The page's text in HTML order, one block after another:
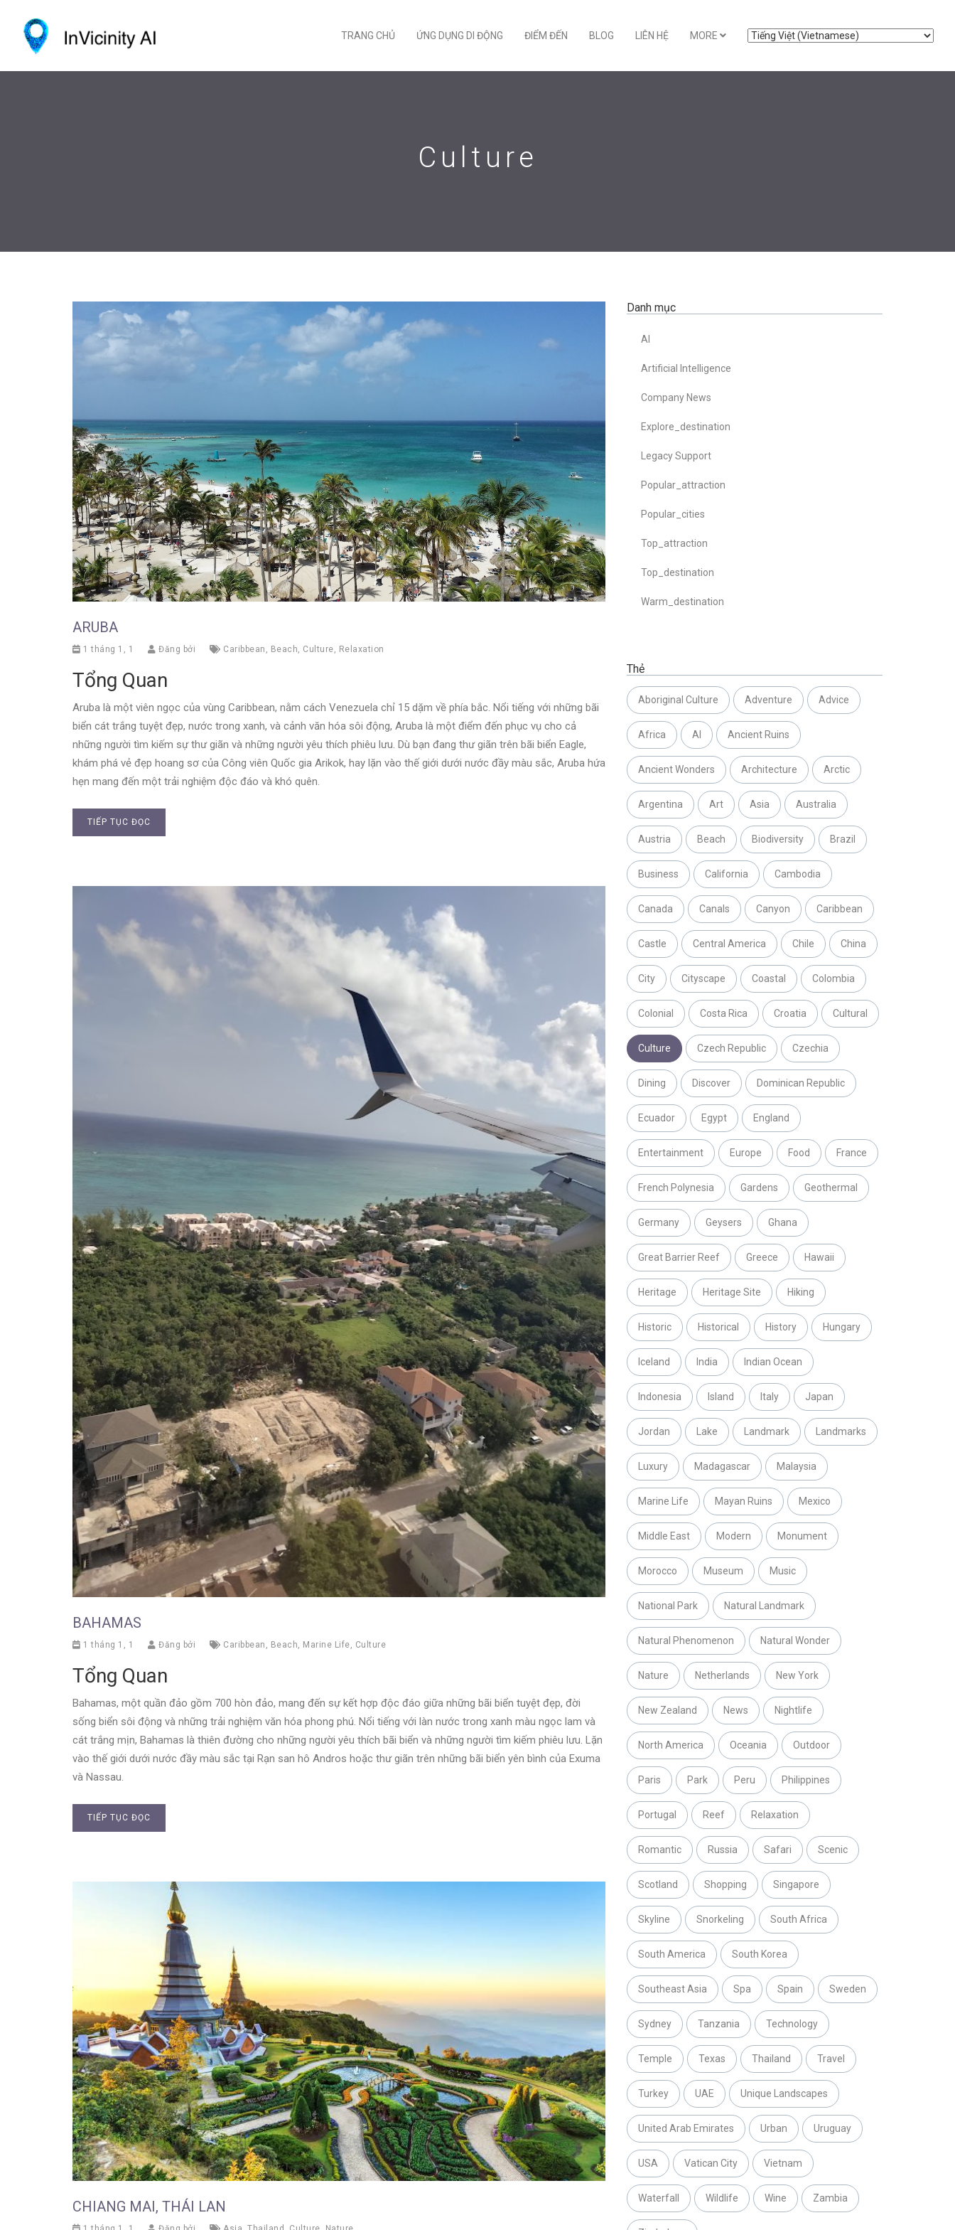
TRANG CHỦ ỨNG DỤNG DI ĐỘNG ĐIỂM ĐẾN BLOG LIÊN HỆ MORE
Culture
ARUBA
1 tháng 1, 1 Đăng bởi Caribbean , Beach, Culture, Relaxation
Tổng Quan
Aruba là một viên ngọc của vùng Caribbean, nằm cách Venezuela chỉ 15 dặm về phía bắc. Nổi tiếng với những bãi
biển cát trắng tuyệt đẹp, nước trong xanh, và cảnh văn hóa sôi động, Aruba là một điểm đến phục vụ cho cả
những người tìm kiếm sự thư giãn và những người yêu thích phiêu lưu. Dù bạn đang thư giãn trên bãi biển Eagle,
khám phá vẻ đẹp hoang sơ của Công viên Quốc gia Arikok, hay lặn vào thế giới dưới nước đầy màu sắc, Aruba hứa
hẹn mang đến một trải nghiệm độc đáo và khó quên.
TIẾP TỤC ĐỌC
BAHAMAS
1 tháng 1, 1 Đăng bởi Caribbean , Beach, Marine Life, Culture
Tổng Quan
Bahamas, một quần đảo gồm 700 hòn đảo, mang đến sự kết hợp độc đáo giữa những bãi biển tuyệt đẹp, đời
sống biển sôi động và những trải nghiệm văn hóa phong phú. Nổi tiếng với làn nước trong xanh màu ngọc lam và
cát trắng mịn, Bahamas là thiên đường cho những người yêu thích bãi biển và những người tìm kiếm phiêu lưu. Lặn
vào thế giới dưới nước đầy màu sắc tại Rạn san hô Andros hoặc thư giãn trên những bãi biển yên bình của Exuma
và Nassau.
TIẾP TỤC ĐỌC
CHIANG MAI, THÁI LAN
Danh mục
AI
Artificial Intelligence
Company News
Explore_destination
Legacy Support
Popular_attraction
Popular_cities
Top_attraction
Top_destination
Warm_destination
Thẻ
Aboriginal Culture Adventure Advice
Africa AI Ancient Ruins
Ancient Wonders Architecture Arctic
Argentina Art Asia Australia
Austria Beach Biodiversity Brazil
Business California Cambodia
Canada Canals Canyon Caribbean
Castle Central America Chile China
City Cityscape Coastal Colombia
Colonial Costa Rica Croatia Cultural
Culture Czech Republic Czechia
Dining Discover Dominican Republic
Ecuador Egypt England
Entertainment Europe Food France
French Polynesia Gardens Geothermal
Germany Geysers Ghana
Great Barrier Reef Greece Hawaii
Heritage Heritage Site Hiking
Historic Historical History Hungary
Iceland India Indian Ocean
Indonesia Island Italy Japan
Jordan Lake Landmark Landmarks
Luxury Madagascar Malaysia
Marine Life Mayan Ruins Mexico
Middle East Modern Monument
Morocco Museum Music
National Park Natural Landmark
Natural Phenomenon Natural Wonder
Nature Netherlands New York
New Zealand News Nightlife
North America Oceania Outdoor
Paris Park Peru Philippines
Portugal Reef Relaxation
Romantic Russia Safari Scenic
Scotland Shopping Singapore
Skyline Snorkeling South Africa
South America South Korea
Southeast Asia Spa Spain Sweden
Sydney Tanzania Technology
Temple Texas Thailand Travel
Turkey UAE Unique Landscapes
United Arab Emirates Urban Uruguay
USA Vatican City Vietnam
Waterfall Wildlife Wine Zambia